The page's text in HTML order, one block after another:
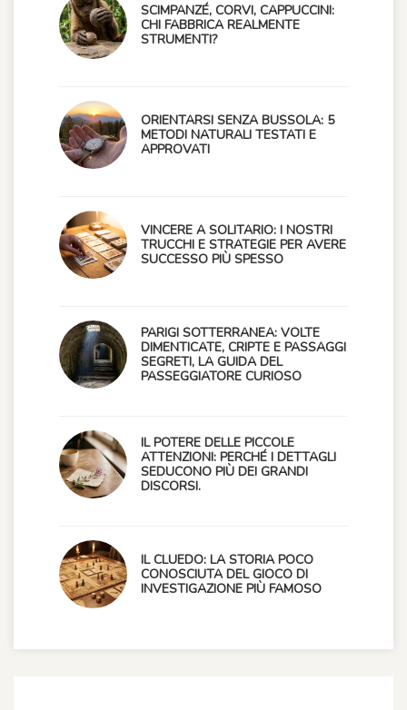
SCIMPANZÉ, CORVI, CAPPUCCINI:
CHI FABBRICA REALMENTE
STRUMENTI?
ORIENTARSI SENZA BUSSOLA: 5
METODI NATURALI TESTATI E
APPROVATI
VINCERE A SOLITARIO: I NOSTRI
TRUCCHI E STRATEGIE PER AVERE
SUCCESSO PIÙ SPESSO
PARIGI SOTTERRANEA: VOLTE
DIMENTICATE, CRIPTE E PASSAGGI
SEGRETI, LA GUIDA DEL
PASSEGGIATORE CURIOSO
IL POTERE DELLE PICCOLE
ATTENZIONI: PERCHÉ I DETTAGLI
SEDUCONO PIÙ DEI GRANDI
DISCORSI.
IL CLUEDO: LA STORIA POCO
CONOSCIUTA DEL GIOCO DI
INVESTIGAZIONE PIÙ FAMOSO